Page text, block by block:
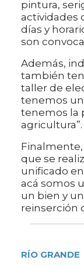
pintura,
actividades
días y
son
Además,
también
taller de
tenemos
tenemos la
agricultura”.
que se
unificado
acá somos
un bien y
reinserción
RÍO GRANDE